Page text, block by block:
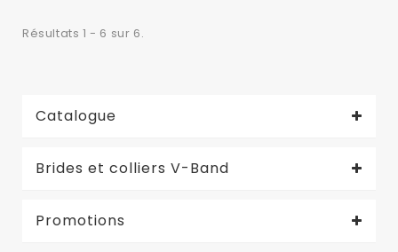
Résultats 1 - 6 sur 6.
Catalogue
Brides et colliers V-Band
Promotions